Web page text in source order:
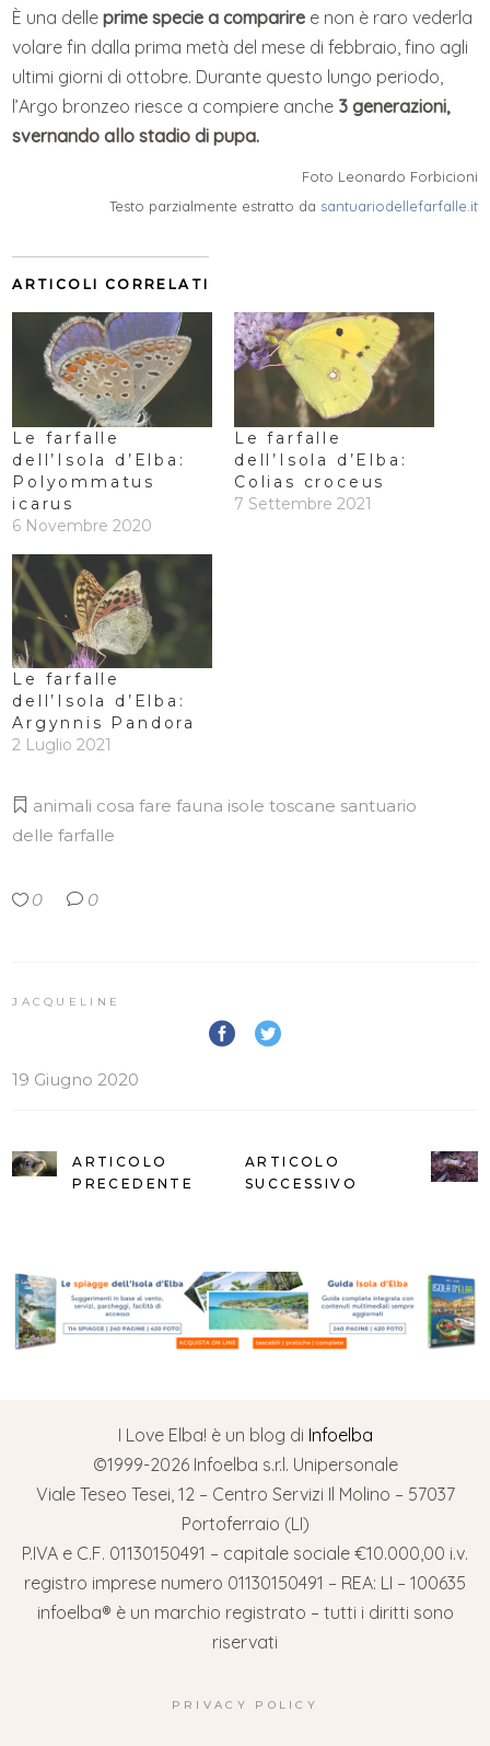
È una delleprime specie a comparire e non è raro vederla
volare fin dalla prima metà del mese di febbraio, fino agli
ultimi giorni di ottobre. Durante questo lungo periodo,
l’Argo bronzeo riesce a compiere anche 3 generazioni,
svernando allo stadio di pupa.
Foto Leonardo Forbicioni
Testo parzialmente estratto da santuariodellefarfalle.it
ARTICOLI CORRELATI
Le farfalle
dell’Isola d’Elba:
Polyommatus
icarus
6 Novembre 2020
Le farfalle
dell’Isola d’Elba:
Colias croceus
7 Settembre 2021
Le farfalle
dell’Isola d’Elba:
Argynnis Pandora
2 Luglio 2021
animali cosa fare fauna isole toscane santuario
delle farfalle
0 0
JACQUELINE
19 Giugno 2020
ARTICOLO
PRECEDENTE
ARTICOLO
SUCCESSIVO
I Love Elba! è un blog di Infoelba
©1999-2026 Infoelba s.r.l. Unipersonale
Viale Teseo Tesei, 12 – Centro Servizi Il Molino – 57037
Portoferraio (LI)
P.IVA e C.F. 01130150491 – capitale sociale €10.000,00 i.v.
registro imprese numero 01130150491 – REA: LI – 100635
infoelba® è un marchio registrato – tutti i diritti sono
riservati
PRIVACY POLICY